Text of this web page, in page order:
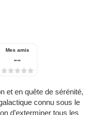
Mes amis
--
et en quête de sérénité,
connu sous le
d’exterminer tous les